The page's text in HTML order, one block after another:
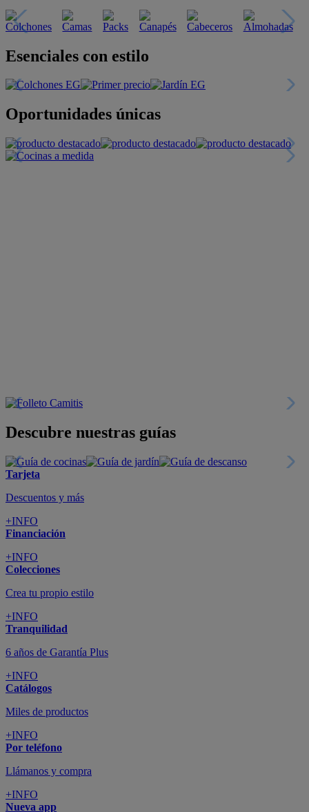
Esenciales con estilo
Oportunidades únicas
Descubre nuestras guías
Tarjeta
Descuentos y más
+INFO
Financiación
+INFO
Colecciones
Crea tu propio estilo
+INFO
Tranquilidad
6 años de Garantía Plus
+INFO
Catálogos
Miles de productos
+INFO
Por teléfono
Llámanos y compra
+INFO
Nueva app